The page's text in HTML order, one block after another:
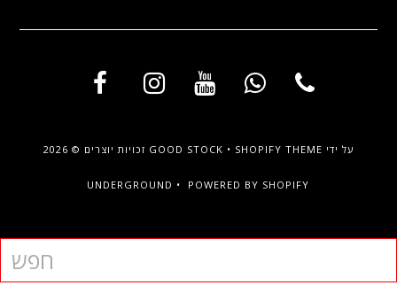
GOOD STOCK • SHOPIFY THEME
UNDERGROUND • POWERED BY SHOPIFY